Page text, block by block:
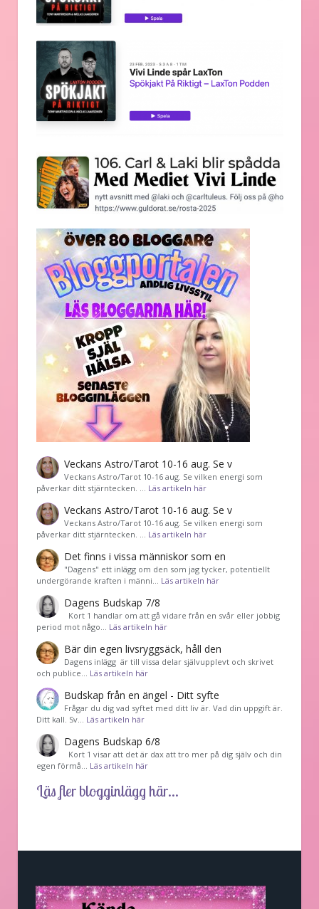
Veckans Astro/Tarot 10-16 aug. Se v
Veckans Astro/Tarot 10-16 aug. Se vilken energi som
påverkar ditt stjärntecken. … Läs artikeln här
Veckans Astro/Tarot 10-16 aug. Se v
Veckans Astro/Tarot 10-16 aug. Se vilken energi som
påverkar ditt stjärntecken. … Läs artikeln här
Det finns i vissa människor som en
"Dagens" ett inlägg om den som jag tycker, potentiellt
undergörande kraften i männi… Läs artikeln här
Dagens Budskap 7/8
Kort 1 handlar om att gå vidare från en svår eller jobbig
period mot någo… Läs artikeln här
Bär din egen livsryggsäck, håll den
Dagens inlägg är till vissa delar självupplevt och skrivet
och publice… Läs artikeln här
Budskap från en ängel - Ditt syfte
Frågar du dig vad syftet med ditt liv är. Vad din uppgift är.
Ditt kall. Sv… Läs artikeln här
Dagens Budskap 6/8
Kort 1 visar att det är dax att tro mer på dig själv och din
egen förmå… Läs artikeln här
Läs fler blogginlägg här...